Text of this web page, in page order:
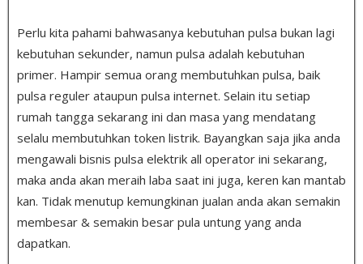
Perlu kita pahami bahwasanya kebutuhan pulsa bukan lagi
kebutuhan sekunder, namun pulsa adalah kebutuhan
primer. Hampir semua orang membutuhkan pulsa, baik
pulsa reguler ataupun pulsa internet. Selain itu setiap
rumah tangga sekarang ini dan masa yang mendatang
selalu membutuhkan token listrik. Bayangkan saja jika anda
mengawali bisnis pulsa elektrik all operator ini sekarang,
maka anda akan meraih laba saat ini juga, keren kan mantab
kan. Tidak menutup kemungkinan jualan anda akan semakin
membesar & semakin besar pula untung yang anda
dapatkan.